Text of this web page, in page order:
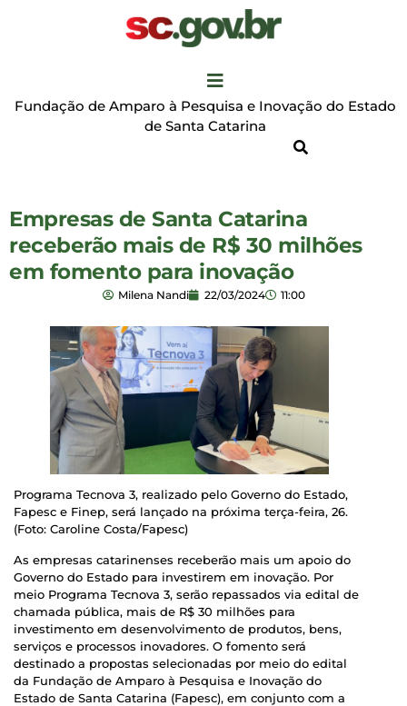
Fundação de Amparo à Pesquisa e Inovação do Estado
de Santa Catarina
Empresas de Santa Catarina
receberão mais de R$ 30 milhões
em fomento para inovação
Milena Nandi 22/03/2024 11:00
Programa Tecnova 3, realizado pelo Governo do Estado,
Fapesc e Finep, será lançado na próxima terça-feira, 26.
(Foto: Caroline Costa/Fapesc)
As empresas catarinenses receberão mais um apoio do
Governo do Estado para investirem em inovação. Por
meio Programa Tecnova 3, serão repassados via edital de
chamada pública, mais de R$ 30 milhões para
investimento em desenvolvimento de produtos, bens,
serviços e processos inovadores. O fomento será
destinado a propostas selecionadas por meio do edital
da Fundação de Amparo à Pesquisa e Inovação do
Estado de Santa Catarina (Fapesc), em conjunto com a